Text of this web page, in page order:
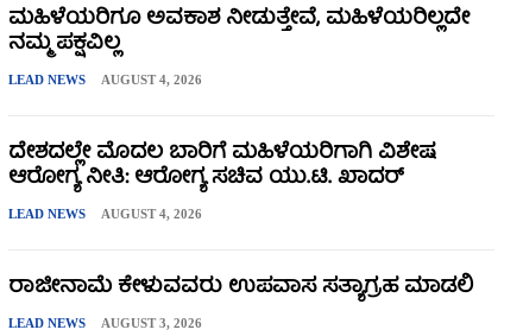
ಮಹಿಳೆಯರಿಗೂ ಅವಕಾಶ ನೀಡುತ್ತೇವೆ, ಮಹಿಳೆಯರಿಲ್ಲದೇ
ನಮ್ಮ ಪಕ್ಷವಿಲ್ಲ
LEAD NEWS AUGUST 4, 2026
ದೇಶದಲ್ಲೇ ಮೊದಲ ಬಾರಿಗೆ ಮಹಿಳೆಯರಿಗಾಗಿ ವಿಶೇಷ
ಆರೋಗ್ಯ ನೀತಿ: ಆರೋಗ್ಯ ಸಚಿವ ಯು.ಟಿ. ಖಾದರ್
LEAD NEWS AUGUST 4, 2026
ರಾಜೀನಾಮೆ ಕೇಳುವವರು ಉಪವಾಸ ಸತ್ಯಾಗ್ರಹ ಮಾಡಲಿ
LEAD NEWS AUGUST 3, 2026